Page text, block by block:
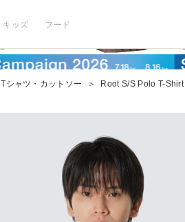
キッズ フード
Tシャツ・カットソー ＞ Root S/S Polo T-Shirt